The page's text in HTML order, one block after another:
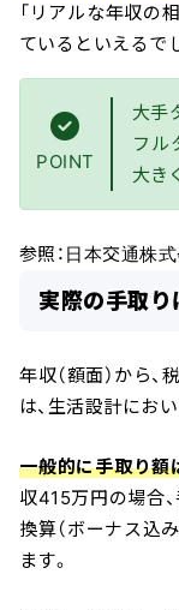
「リアルな年収の
ているといえるで
POINT
大手
フル
大き
参照：日本交通株式
実際の手取り
年収（額面）から
は、生活設計にお
一般的に手取り
収415万円の場合
換算（ボーナス込
ます。